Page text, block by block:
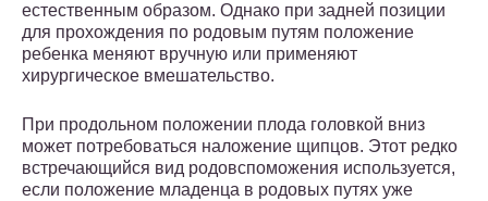
естественным образом. Однако при задней позиции
для прохождения по родовым путям положение
ребенка меняют вручную или применяют
хирургическое вмешательство.
При продольном положении плода головкой вниз
может потребоваться наложение щипцов. Этот редко
встречающийся вид родовспоможения используется,
если положение младенца в родовых путях уже